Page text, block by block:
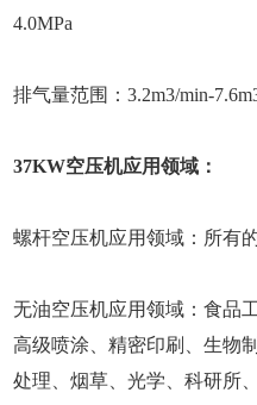
4.0MPa
排气量范围：3.2m3/min-
37KW空压机应用领域：
螺杆空压机应用领域：所有
无油空压机应用领域：食品
高级喷涂、精密印刷、生物
处理、烟草、光学、科研所